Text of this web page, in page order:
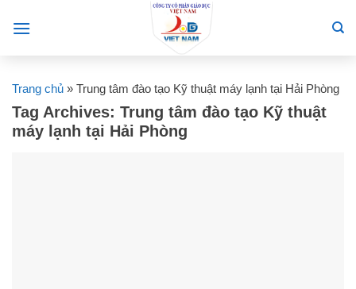
Trang chủ » Trung tâm đào tạo Kỹ thuật máy lạnh tại Hải Phòng
Tag Archives: Trung tâm đào tạo Kỹ thuật
máy lạnh tại Hải Phòng